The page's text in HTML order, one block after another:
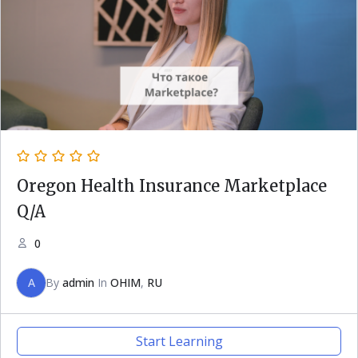
Oregon Health Insurance Marketplace
Q/A
0
A By admin In OHIM, RU
Start Learning